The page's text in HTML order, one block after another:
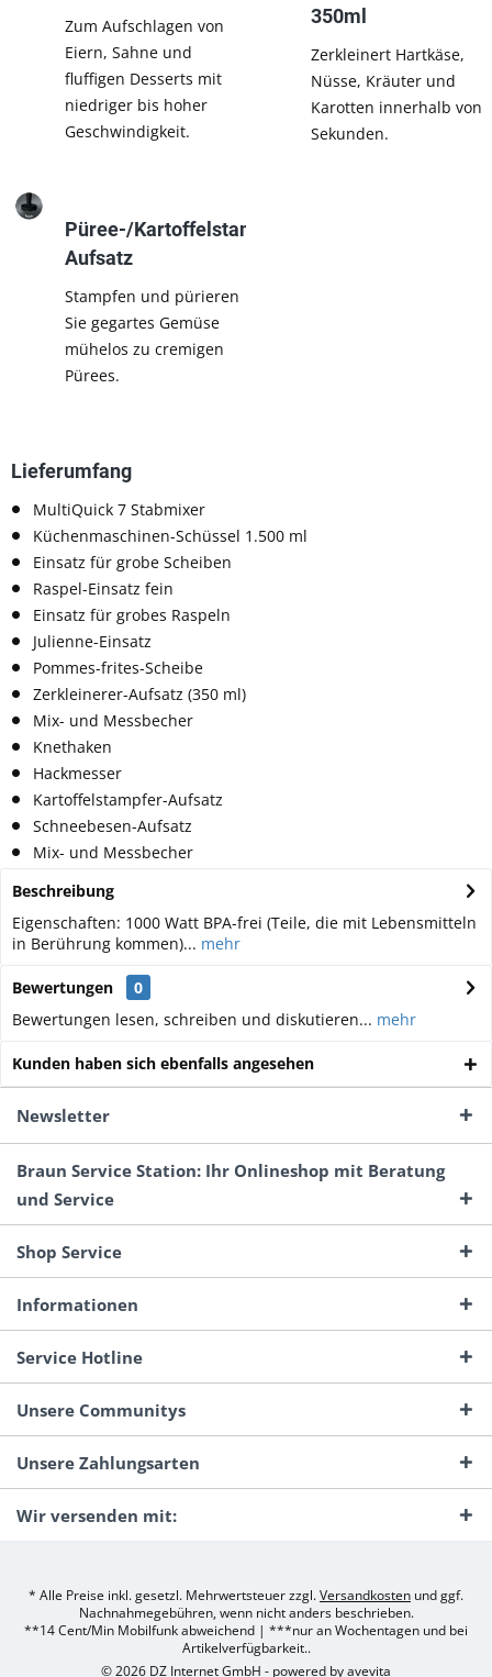
Zum Aufschlagen von
Eiern, Sahne und
fluffigen Desserts mit
niedriger bis hoher
Geschwindigkeit.
350ml
Zerkleinert Hartkäse,
Nüsse, Kräuter und
Karotten innerhalb von
Sekunden.
Püree-/Kartoffelstampfer-
Aufsatz
Stampfen und pürieren
Sie gegartes Gemüse
mühelos zu cremigen
Pürees.
Lieferumfang
MultiQuick 7 Stabmixer
Küchenmaschinen-Schüssel 1.500 ml
Einsatz für grobe Scheiben
Raspel-Einsatz fein
Einsatz für grobes Raspeln
Julienne-Einsatz
Pommes-frites-Scheibe
Zerkleinerer-Aufsatz (350 ml)
Mix- und Messbecher
Knethaken
Hackmesser
Kartoffelstampfer-Aufsatz
Schneebesen-Aufsatz
Mix- und Messbecher
Beschreibung
Eigenschaften: 1000 Watt BPA-frei (Teile, die mit Lebensmitteln
in Berührung kommen)... mehr
Bewertungen
0
Bewertungen lesen, schreiben und diskutieren... mehr
Kunden haben sich ebenfalls angesehen
Newsletter
Braun Service Station: Ihr Onlineshop mit Beratung
und Service
Shop Service
Informationen
Service Hotline
Unsere Communitys
Unsere Zahlungsarten
Wir versenden mit:
* Alle Preise inkl. gesetzl. Mehrwertsteuer zzgl.Versandkosten und ggf.
Nachnahmegebühren, wenn nicht anders beschrieben.
**14 Cent/Min Mobilfunk abweichend | ***nur an Wochentagen und bei
Artikelverfügbarkeit..
© 2026 DZ Internet GmbH - powered byavevita